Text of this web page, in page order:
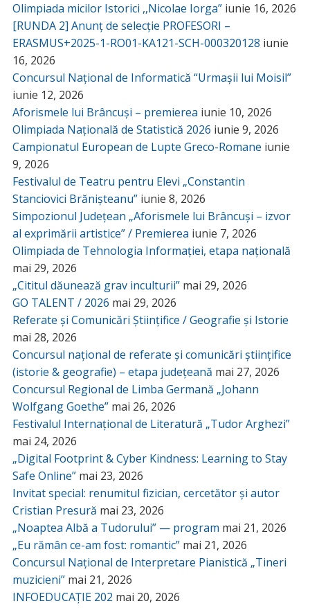
Olimpiada micilor Istorici ,,Nicolae Iorga” iunie 16, 2026
[RUNDA 2] Anunț de selecție PROFESORI –
ERASMUS+2025-1-RO01-KA121-SCH-000320128 iunie
16, 2026
Concursul Național de Informatică “Urmașii lui Moisil”
iunie 12, 2026
Aforismele lui Brâncuși – premierea iunie 10, 2026
Olimpiada Națională de Statistică 2026 iunie 9, 2026
Campionatul European de Lupte Greco-Romane iunie
9, 2026
Festivalul de Teatru pentru Elevi „Constantin
Stanciovici Brănișteanu” iunie 8, 2026
Simpozionul Județean „Aforismele lui Brâncuși – izvor
al exprimării artistice” / Premierea iunie 7, 2026
Olimpiada de Tehnologia Informației, etapa națională
mai 29, 2026
„Cititul dăunează grav inculturii” mai 29, 2026
GO TALENT / 2026 mai 29, 2026
Referate și Comunicări Științifice / Geografie și Istorie
mai 28, 2026
Concursul național de referate și comunicări științifice
(istorie & geografie) – etapa județeană mai 27, 2026
Concursul Regional de Limba Germană „Johann
Wolfgang Goethe” mai 26, 2026
Festivalul Internațional de Literatură „Tudor Arghezi”
mai 24, 2026
„Digital Footprint & Cyber Kindness: Learning to Stay
Safe Online” mai 23, 2026
Invitat special: renumitul fizician, cercetător și autor
Cristian Presură mai 23, 2026
„Noaptea Albă a Tudorului” — program mai 21, 2026
„Eu rămân ce-am fost: romantic” mai 21, 2026
Concursul Național de Interpretare Pianistică „Tineri
muzicieni” mai 21, 2026
INFOEDUCAȚIE 202 mai 20, 2026